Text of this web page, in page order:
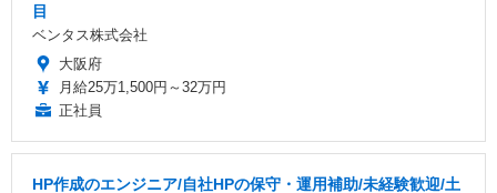
目
ベンタス株式会社
大阪府
月給25万1,500円～32万円
正社員
HP作成のエンジニア/自社HPの保守・運用補助/未経験歓迎/土